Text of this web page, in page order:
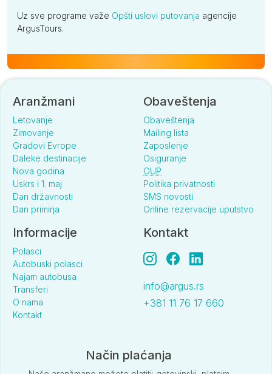
Uz sve programe važe Opšti uslovi putovanja agencije
ArgusTours.
Aranžmani
Letovanje
Zimovanje
Gradovi Evrope
Daleke destinacije
Nova godina
Uskrs i 1. maj
Dan državnosti
Dan primirja
Obaveštenja
Obaveštenja
Mailing lista
Zaposlenje
Osiguranje
OUP
Politika privatnosti
SMS novosti
Online rezervacije uputstvo
Informacije
Polasci
Autobuski polasci
Najam autobusa
Transferi
O nama
Kontakt
Kontakt
info@argus.rs
+381 11 76 17 660
Način plaćanja